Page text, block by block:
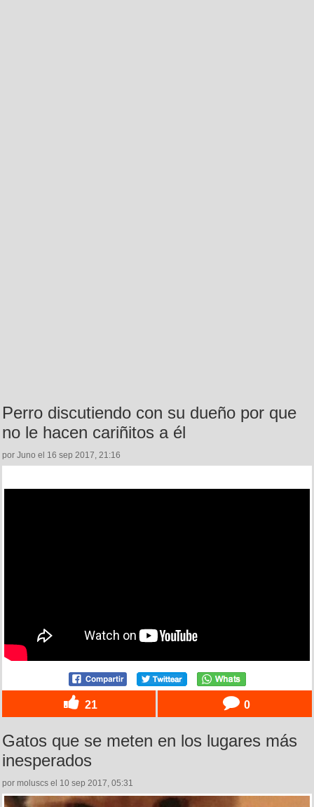
Perro discutiendo con su dueño por que
no le hacen cariñitos a él
por Juno el 16 sep 2017, 21:16
21 0
Gatos que se meten en los lugares más
inesperados
por moluscs el 10 sep 2017, 05:31